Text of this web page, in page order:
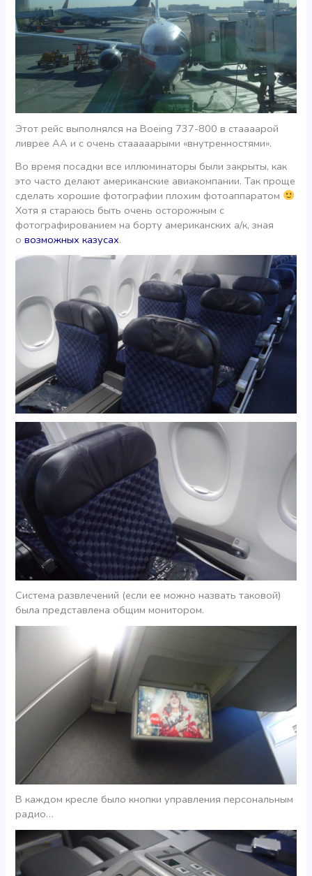
Этот рейс выполнялся на Boeing 737-800 в стаааарой
ливрее AA и с очень стааааарыми «внутренностями».
Во время посадки все иллюминаторы были закрыты, как
это часто делают американские авиакомпании. Так проще
сделать хорошие фотографии плохим фотоаппаратом
Хотя я стараюсь быть очень осторожным с
фотографированием на борту американских а/к, зная
овозможных казусах.
Система развлечений (если ее можно назвать таковой)
была представлена общим монитором.
В каждом кресле было кнопки управления персональным
радио…